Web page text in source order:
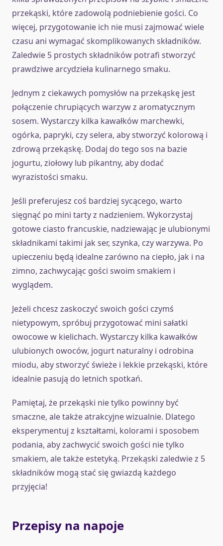
przekąski, które zadowolą podniebienie gości. Co
więcej, przygotowanie ich nie musi zajmować wiele
czasu ani wymagać skomplikowanych składników.
Zaledwie 5 prostych składników potrafi stworzyć
prawdziwe arcydzieła kulinarnego smaku.
Jednym z ciekawych pomysłów na przekąskę jest
połączenie chrupiących warzyw z aromatycznym
sosem. Wystarczy kilka kawałków marchewki,
ogórka, papryki, czy selera, aby stworzyć kolorową i
zdrową przekąskę. Dodaj do tego sos na bazie
jogurtu, ziołowy lub pikantny, aby dodać
wyrazistości smaku.
Jeśli preferujesz coś bardziej sycącego, warto
sięgnąć po mini tarty z nadzieniem. Wykorzystaj
gotowe ciasto francuskie, nadziewając je ulubionymi
składnikami takimi jak ser, szynka, czy warzywa. Po
upieczeniu będą idealne zarówno na ciepło, jak i na
zimno, zachwycając gości swoim smakiem i
wyglądem.
Jeżeli chcesz zaskoczyć swoich gości czymś
nietypowym, spróbuj przygotować mini sałatki
owocowe w kielichach. Wystarczy kilka kawałków
ulubionych owoców, jogurt naturalny i odrobina
miodu, aby stworzyć świeże i lekkie przekąski, które
idealnie pasują do letnich spotkań.
Pamiętaj, że przekąski nie tylko powinny być
smaczne, ale także atrakcyjne wizualnie. Dlatego
eksperymentuj z kształtami, kolorami i sposobem
podania, aby zachwycić swoich gości nie tylko
smakiem, ale także estetyką. Przekąski zaledwie z 5
składników mogą stać się gwiazdą każdego
przyjęcia!
Przepisy na napoje